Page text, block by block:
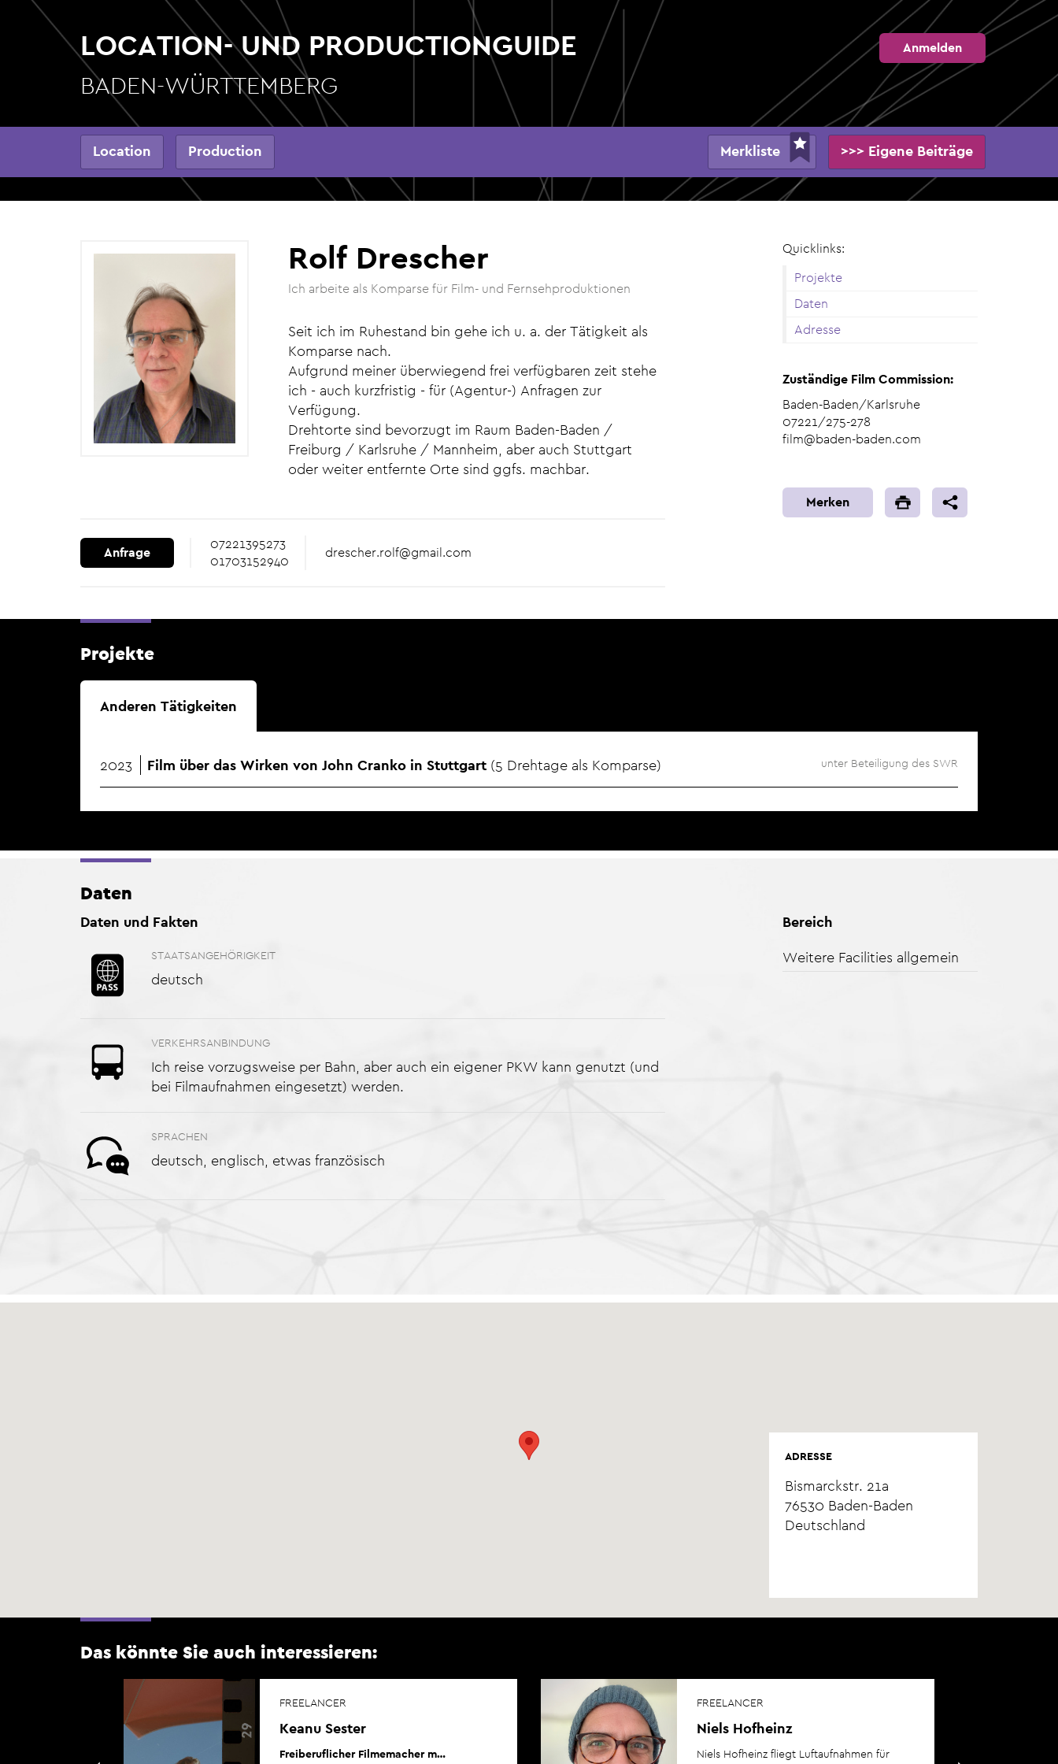
Direkt
LOCATION- UND PRODUCTIONGUIDE
BADEN-WÜRTTEMBERG
Anmelden
Hauptnavigation
Location Production >>> Eigene Beiträge
Merkliste
Rolf Drescher
Ich arbeite als Komparse für Film- und Fernsehproduktionen
Seit ich im Ruhestand bin gehe ich u. a. der Tätigkeit als
Komparse nach.
Aufgrund meiner überwiegend frei verfügbaren zeit stehe
ich - auch kurzfristig - für (Agentur-) Anfragen zur
Verfügung.
Drehtorte sind bevorzugt im Raum Baden-Baden /
Freiburg / Karlsruhe / Mannheim, aber auch Stuttgart
oder weiter entfernte Orte sind ggfs. machbar.
Anfrage
07221395273
01703152940
drescher.rolf@gmail.com
Quicklinks:
Projekte
Daten
Adresse
Zuständige Film Commission:
Baden-Baden/Karlsruhe
07221/275-278
film@baden-baden.com
Merken
Projekte
Anderen Tätigkeiten
2023 Film über das Wirken von John Cranko in Stuttgart 5 Drehtage als Komparse unter Beteiligung des SWR
Daten
Daten und Fakten
STAATSANGEHÖRIGKEIT
deutsch
VERKEHRSANBINDUNG
Ich reise vorzugsweise per Bahn, aber auch ein eigener PKW kann genutzt (und
bei Filmaufnahmen eingesetzt) werden.
SPRACHEN
deutsch, englisch, etwas französisch
Bereich
Weitere Facilities allgemein
ADRESSE
Bismarckstr. 21a
76530 Baden-Baden
Deutschland
Das könnte Sie auch interessieren:
FREELANCER
Keanu Sester
Freiberuflicher Filmemacher m…
FREELANCER
Niels Hofheinz
Niels Hofheinz fliegt Luftaufnahmen für